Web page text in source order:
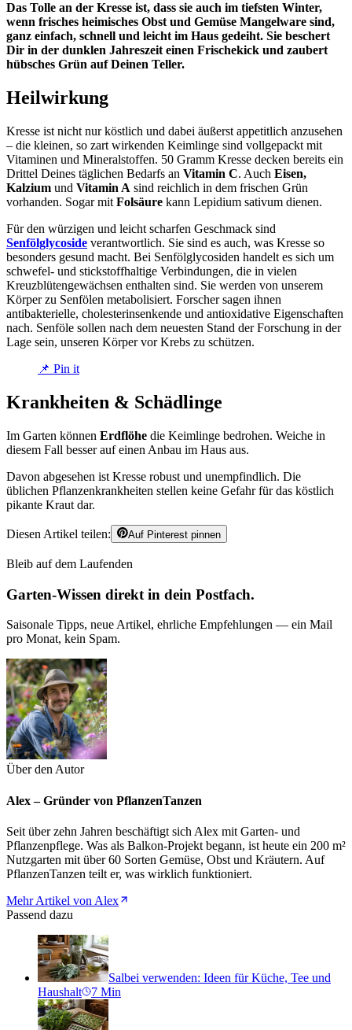
Das Tolle an der Kresse ist, dass sie auch im tiefsten Winter,
wenn frisches heimisches Obst und Gemüse Mangelware sind,
ganz einfach, schnell und leicht im Haus gedeiht. Sie beschert
Dir in der dunklen Jahreszeit einen Frischekick und zaubert
hübsches Grün auf Deinen Teller.
Heilwirkung
Kresse ist nicht nur köstlich und dabei äußerst appetitlich anzusehen
– die kleinen, so zart wirkenden Keimlinge sind vollgepackt mit
Vitaminen und Mineralstoffen. 50 Gramm Kresse decken bereits ein
Drittel Deines täglichen Bedarfs an Vitamin C. Auch Eisen,
Kalzium und Vitamin A sind reichlich in dem frischen Grün
vorhanden. Sogar mit Folsäure kann Lepidium sativum dienen.
Für den würzigen und leicht scharfen Geschmack sind
Senfölglycoside verantwortlich. Sie sind es auch, was Kresse so
besonders gesund macht. Bei Senfölglycosiden handelt es sich um
schwefel- und stickstoffhaltige Verbindungen, die in vielen
Kreuzblütengewächsen enthalten sind. Sie werden von unserem
Körper zu Senfölen metabolisiert. Forscher sagen ihnen
antibakterielle, cholesterinsenkende und antioxidative Eigenschaften
nach. Senföle sollen nach dem neuesten Stand der Forschung in der
Lage sein, unseren Körper vor Krebs zu schützen.
📌 Pin it
Krankheiten & Schädlinge
Im Garten können Erdflöhe die Keimlinge bedrohen. Weiche in
diesem Fall besser auf einen Anbau im Haus aus.
Davon abgesehen ist Kresse robust und unempfindlich. Die
üblichen Pflanzenkrankheiten stellen keine Gefahr für das köstlich
pikante Kraut dar.
Diesen Artikel teilen: Auf Pinterest pinnen
Bleib auf dem Laufenden
Garten-Wissen direkt in dein Postfach.
Saisonale Tipps, neue Artikel, ehrliche Empfehlungen — ein Mail
pro Monat, kein Spam.
Über den Autor
Alex – Gründer von PflanzenTanzen
Seit über zehn Jahren beschäftigt sich Alex mit Garten- und
Pflanzenpflege. Was als Balkon-Projekt begann, ist heute ein 200 m²
Nutzgarten mit über 60 Sorten Gemüse, Obst und Kräutern. Auf
PflanzenTanzen teilt er, was wirklich funktioniert.
Mehr Artikel von Alex
Passend dazu
Salbei verwenden: Ideen für Küche, Tee und
Haushalt
7 Min